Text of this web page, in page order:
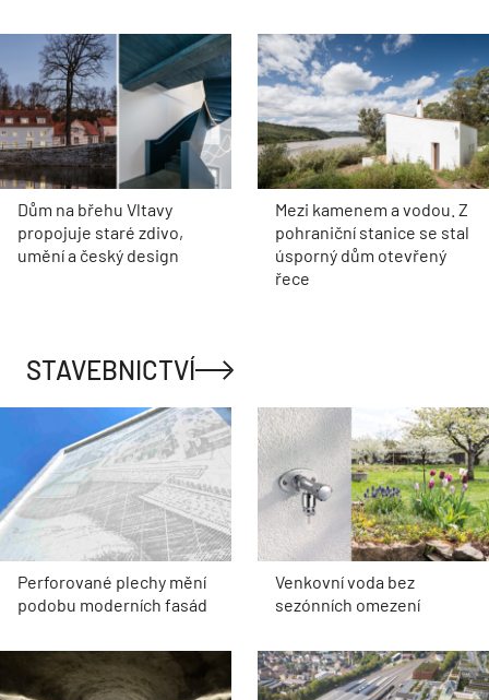
Dům na břehu Vltavy
propojuje staré zdivo,
umění a český design
Mezi kamenem a vodou. Z
pohraniční stanice se stal
úsporný dům otevřený
řece
STAVEBNICTVÍ
Perforované plechy mění
podobu moderních fasád
Venkovní voda bez
sezónních omezení